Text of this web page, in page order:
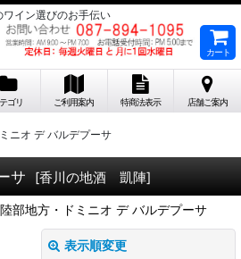
ワイン選びのお手伝い
カート
ゴリ ご利用案内 特商法表示 店舗ご案内
ミニオ デ バルデプーサ
サ [香川の地酒 凱陣]
部地方・ドミニオ デ バルデプーサ
表示順変更